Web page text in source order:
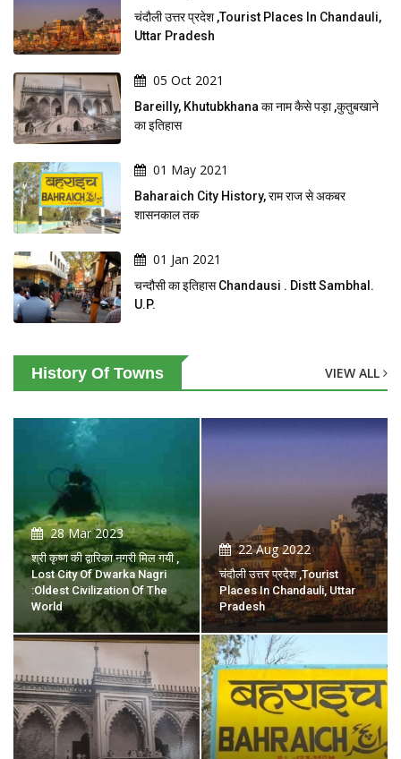
चंदौली उत्तर प्रदेश ,tourist Places In Chandauli,
Uttar Pradesh
05 Oct 2021
Bareilly, Khutubkhana का नाम कैसे पड़ा ,कुतुबखाने
का इतिहास
01 May 2021
Baharaich City History, राम राज से अकबर
शासनकाल तक
01 Jan 2021
चन्दौसी का इतिहास Chandausi . Distt Sambhal.
U.P.
History Of Towns VIEW ALL
28 Mar 2023
श्री कृष्ण की द्वारिका नगरी मिल गयी ,
Lost City Of Dwarka Nagri
:Oldest Civilization Of The
World
22 Aug 2022
चंदौली उत्तर प्रदेश ,tourist
Places In Chandauli, Uttar
Pradesh